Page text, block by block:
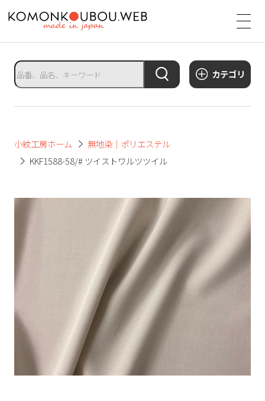
カテゴリ
小紋工房ホーム
無地染｜ポリエステル
KKF1588-58/# ツイストワルツツイル
サ
イ
ト
タ
イ
ト
ニ
ー
を
開
く